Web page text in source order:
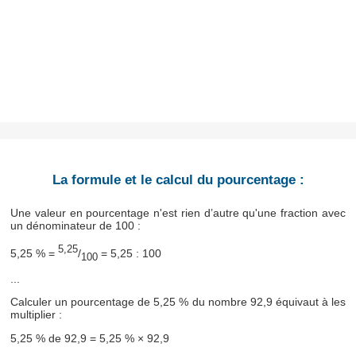
La formule et le calcul du pourcentage :
Une valeur en pourcentage n'est rien d’autre qu'une fraction avec
un dénominateur de 100 :
5,25 % =5,25/100 = 5,25 : 100
...
Calculer un pourcentage de 5,25 % du nombre 92,9 équivaut à les
multiplier :
5,25 % de 92,9 = 5,25 % × 92,9